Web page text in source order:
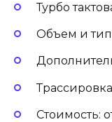
Турбо
Объем и тип
Стоимость: